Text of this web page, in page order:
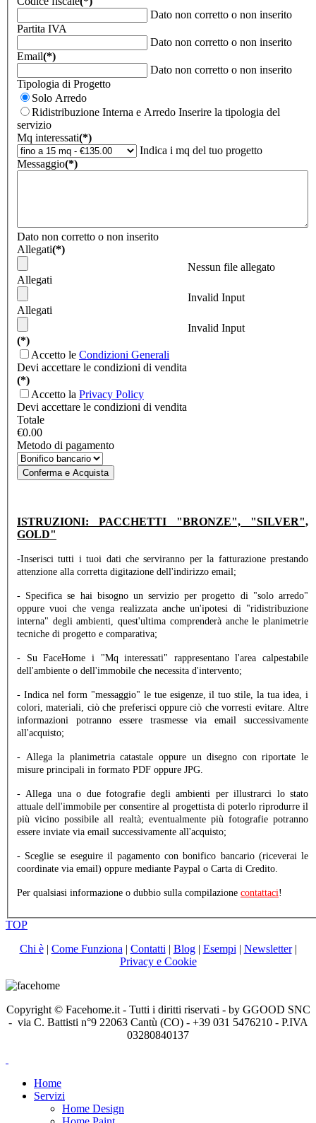
Dato non corretto o non inserito
Partita IVA
Dato non corretto o non inserito
Email(*)
Dato non corretto o non inserito
Tipologia di Progetto
Solo Arredo
Ridistribuzione Interna e Arredo Inserire la tipologia del
servizio
Mq interessati(*)
Indica i mq del tuo progetto
Messaggio(*)
Dato non corretto o non inserito
Allegati(*)
Nessun file allegato
Allegati
Invalid Input
Allegati
Invalid Input
(*)
Accetto le Condizioni Generali
Devi accettare le condizioni di vendita
(*)
Accetto la Privacy Policy
Devi accettare le condizioni di vendita
Totale
€0.00
Metodo di pagamento
Conferma e Acquista
ISTRUZIONI: PACCHETTI "BRONZE", "SILVER",
GOLD"
-Inserisci tutti i tuoi dati che serviranno per la fatturazione prestando
attenzione alla corretta digitazione dell'indirizzo email;
- Specifica se hai bisogno un servizio per progetto di "solo arredo"
oppure vuoi che venga realizzata anche un'ipotesi di "ridistribuzione
interna" degli ambienti, quest'ultima comprenderà anche le planimetrie
tecniche di progetto e comparativa;
- Su FaceHome i "Mq interessati" rappresentano l'area calpestabile
dell'ambiente o dell'immobile che necessita d'intervento;
- Indica nel form "messaggio" le tue esigenze, il tuo stile, la tua idea, i
colori, materiali, ciò che preferisci oppure ciò che vorresti evitare. Altre
informazioni potranno essere trasmesse via email successivamente
all'acquisto;
- Allega la planimetria catastale oppure un disegno con riportate le
misure principali in formato PDF oppure JPG.
- Allega una o due fotografie degli ambienti per illustrarci lo stato
attuale dell'immobile per consentire al progettista di poterlo riprodurre il
più vicino possibile all realtà; eventualmente più fotografie potranno
essere inviate via email successivamente all'acquisto;
- Sceglie se eseguire il pagamento con bonifico bancario (riceverai le
coordinate via email) oppure mediante Paypal o Carta di Credito.
Per qualsiasi informazione o dubbio sulla compilazione contattaci!
TOP
Chi è| Come Funziona | Contatti | Blog| Esempi | Newsletter|
Privacy e Cookie
Copyright © Facehome.it - Tutti i diritti riservati - by GGOOD SNC
- via C. Battisti n°9 22063 Cantù (CO) - +39 031 5476210 - P.IVA
03280840137
Home
Servizi
Home Design